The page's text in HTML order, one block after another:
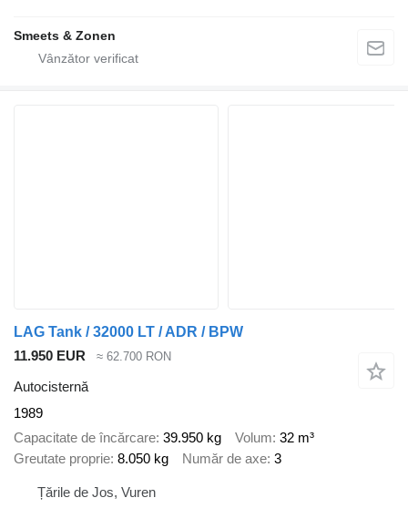
Smeets & Zonen
LAG Tank / 32000 LT / ADR / BPW
11.950 EUR
≈ 62.700 RON
Autocisternă
1989
Capacitate de încărcare 39.950 kg Volum 32 m³
Greutate proprie 8.050 kg Număr de axe 3
Țările de Jos, Vuren